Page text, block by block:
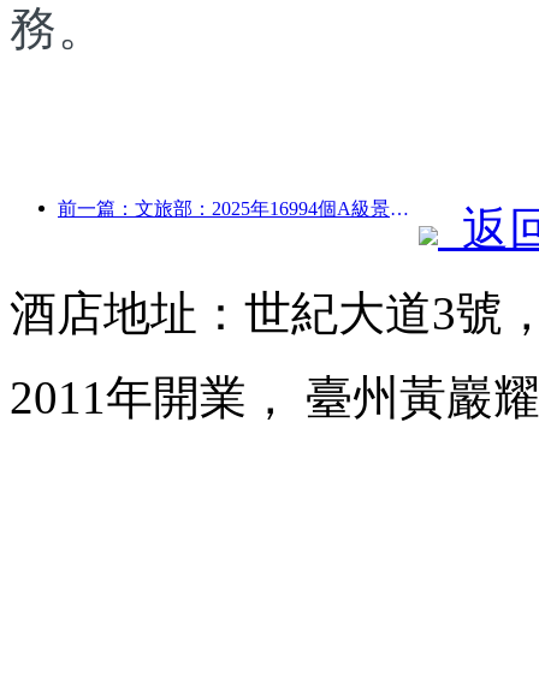
務。
前一篇：文旅部：2025年16994個A級景區接待游客75.1億人次，旅游收入5544.9億
返
酒店地址：世紀大道3號
2011年開業， 臺州黃